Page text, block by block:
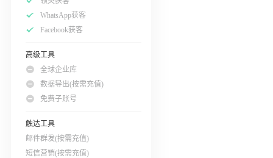
WhatsApp获客
Facebook获客
高级工具
全球企业库
数据导出(按需充值)
免费子账号
触达工具
邮件群发(按需充值)
短信营销(按需充值)